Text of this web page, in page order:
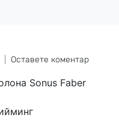
Оставете коментар